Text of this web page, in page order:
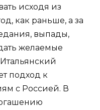
исходя из
как раньше, а за
выпады,
желаемые
подход к
с Россией. В